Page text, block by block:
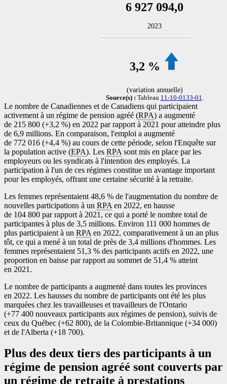
6 927 094,0
2023
3,2 %
(variation annuelle)
Source(s) : Tableau 11-10-0133-01
Le nombre de Canadiennes et de Canadiens qui participaient
activement à un régime de pension agréé (RPA) a augmenté
de 215 800 (+3,2 %) en 2022 par rapport à 2021 pour atteindre plus
de 6,9 millions. En comparaison, l'emploi a augmenté
de 772 016 (+4,4 %) au cours de cette période, selon l'Enquête sur
la population active (EPA). Les RPA sont mis en place par les
employeurs ou les syndicats à l'intention des employés. La
participation à l'un de ces régimes constitue un avantage important
pour les employés, offrant une certaine sécurité à la retraite.
Les femmes représentaient 48,6 % de l'augmentation du nombre de
nouvelles participations à un RPA en 2022, en hausse
de 104 800 par rapport à 2021, ce qui a porté le nombre total de
participantes à plus de 3,5 millions. Environ 111 000 hommes de
plus participaient à un RPA en 2022, comparativement à un an plus
tôt, ce qui a mené à un total de près de 3,4 millions d'hommes. Les
femmes représentaient 51,3 % des participants actifs en 2022, une
proportion en baisse par rapport au sommet de 51,4 % atteint
en 2021.
Le nombre de participants a augmenté dans toutes les provinces
en 2022. Les hausses du nombre de participants ont été les plus
marquées chez les travailleuses et travailleurs de l'Ontario
(+77 400 nouveaux participants aux régimes de pension), suivis de
ceux du Québec (+62 800), de la Colombie-Britannique (+34 000)
et de l'Alberta (+18 700).
Plus des deux tiers des participants à un
régime de pension agréé sont couverts par
un régime de retraite à prestations